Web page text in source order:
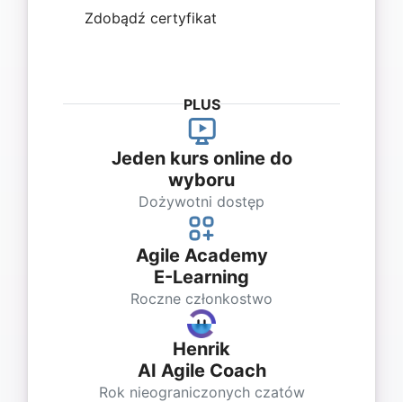
Zdobądź certyfikat
PLUS
Jeden kurs online do
wyboru
Dożywotni dostęp
Agile Academy
E-Learning
Roczne członkostwo
Henrik
AI Agile Coach
Rok nieograniczonych czatów